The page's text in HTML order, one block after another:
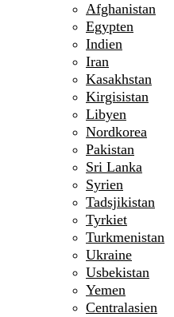
Afghanistan
Egypten
Indien
Iran
Kasakhstan
Kirgisistan
Libyen
Nordkorea
Pakistan
Sri Lanka
Syrien
Tadsjikistan
Tyrkiet
Turkmenistan
Ukraine
Usbekistan
Yemen
Centralasien